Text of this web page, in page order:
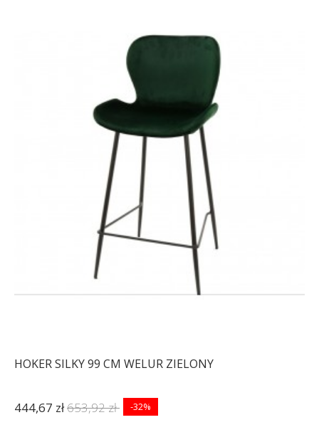
HOKER SILKY 99 CM WELUR ZIELONY
444,67 zł653,92 zł -32%